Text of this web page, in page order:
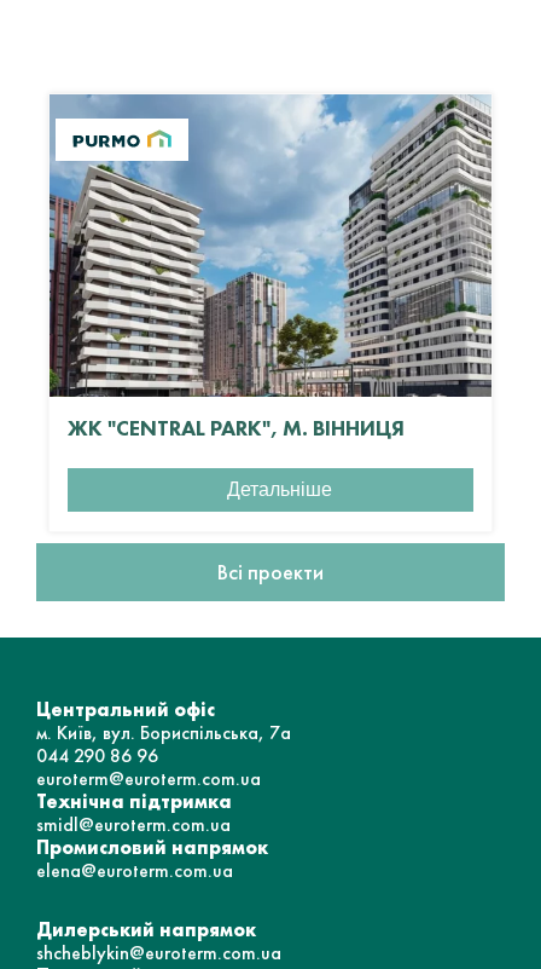
ЖК "CENTRAL PARK", М. ВІННИЦЯ
Детальніше
Всі проекти
Центральний офіс
м. Київ, вул. Бориспільська, 7а
044 290 86 96
euroterm@euroterm.com.ua
Технічна підтримка
smidl@euroterm.com.ua
Промисловий напрямок
elena@euroterm.com.ua
Дилерський напрямок
shcheblykin@euroterm.com.ua